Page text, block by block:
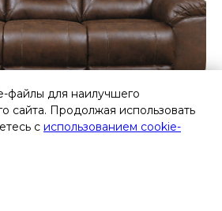
файлы для наилучшего
сайта. Продолжая использовать
с использованием cookie-